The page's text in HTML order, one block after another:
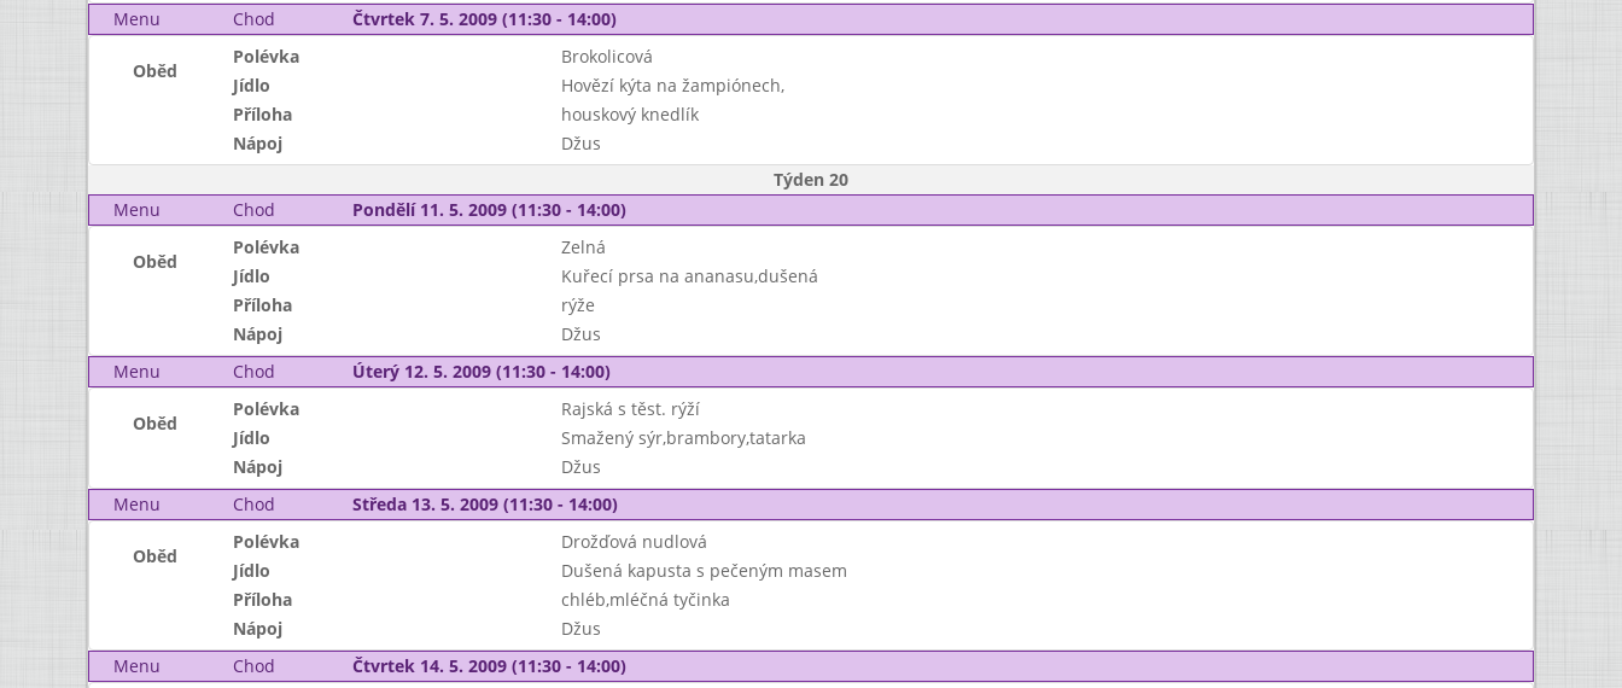
Menu
Chod Čtvrtek 7. 5. 2009 (11:30 - 14:00)
Oběd
Polévka
Brokolicová
Jídlo
Hovězí kýta na žampiónech,
Příloha
houskový knedlík
Nápoj
Džus
Týden 20
Menu
Chod Pondělí 11. 5. 2009 (11:30 - 14:00)
Oběd
Polévka
Zelná
Jídlo
Kuřecí prsa na ananasu,dušená
Příloha
rýže
Nápoj
Džus
Menu
Chod Úterý 12. 5. 2009 (11:30 - 14:00)
Oběd
Polévka
Rajská s těst. rýží
Jídlo
Smažený sýr,brambory,tatarka
Nápoj
Džus
Menu
Chod Středa 13. 5. 2009 (11:30 - 14:00)
Oběd
Polévka
Drožďová nudlová
Jídlo
Dušená kapusta s pečeným masem
Příloha
chléb,mléčná tyčinka
Nápoj
Džus
Menu
Chod Čtvrtek 14. 5. 2009 (11:30 - 14:00)